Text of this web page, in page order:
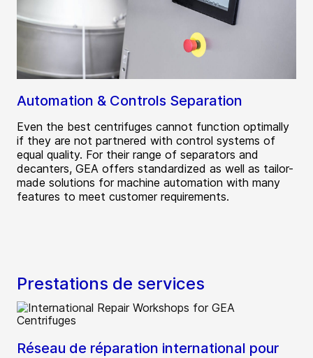
Automation & Controls Separation
Even the best centrifuges cannot function optimally
if they are not partnered with control systems of
equal quality. For their range of separators and
decanters, GEA offers standardized as well as tailor-
made solutions for machine automation with many
features to meet customer requirements.
Prestations de services
Réseau de réparation international pour